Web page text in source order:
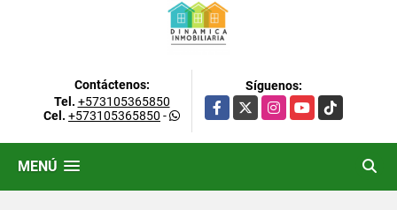
Contáctenos:
Tel. +573105365850
Cel. +573105365850 -
Síguenos:
Facebook
X InstagramYouTubeTikTok
MENÚ